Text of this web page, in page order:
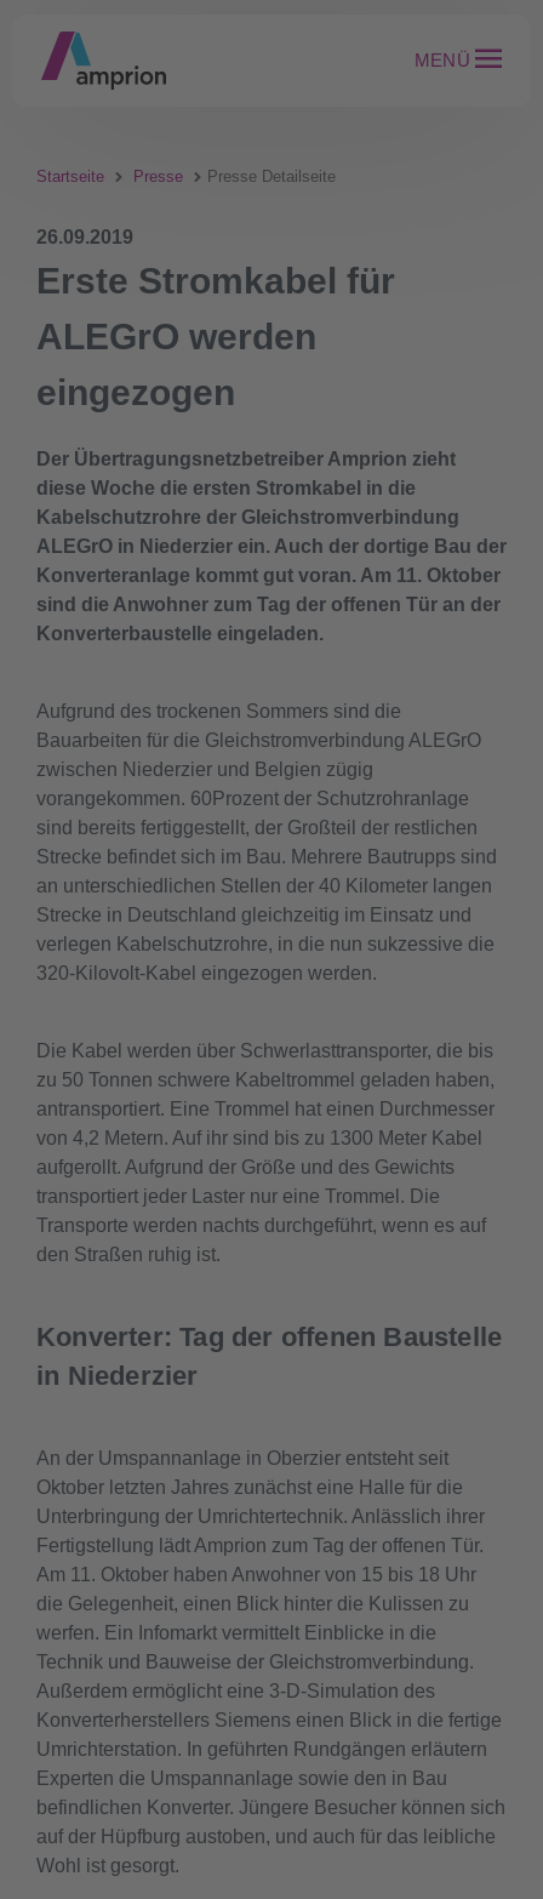
MENÜ
Startseite Presse Presse Detailseite
26.09.2019
Erste Stromkabel für
ALEGrO werden
eingezogen
Der Übertragungsnetzbetreiber Amprion zieht
diese Woche die ersten Stromkabel in die
Kabelschutzrohre der Gleichstromverbindung
ALEGrO in Niederzier ein. Auch der dortige Bau der
Konverteranlage kommt gut voran. Am 11. Oktober
sind die Anwohner zum Tag der offenen Tür an der
Konverterbaustelle eingeladen.
Aufgrund des trockenen Sommers sind die
Bauarbeiten für die Gleichstromverbindung ALEGrO
zwischen Niederzier und Belgien zügig
vorangekommen. 60Prozent der Schutzrohranlage
sind bereits fertiggestellt, der Großteil der restlichen
Strecke befindet sich im Bau. Mehrere Bautrupps sind
an unterschiedlichen Stellen der 40 Kilometer langen
Strecke in Deutschland gleichzeitig im Einsatz und
verlegen Kabelschutzrohre, in die nun sukzessive die
320-Kilovolt-Kabel eingezogen werden.
Die Kabel werden über Schwerlasttransporter, die bis
zu 50 Tonnen schwere Kabeltrommel geladen haben,
antransportiert. Eine Trommel hat einen Durchmesser
von 4,2 Metern. Auf ihr sind bis zu 1300 Meter Kabel
aufgerollt. Aufgrund der Größe und des Gewichts
transportiert jeder Laster nur eine Trommel. Die
Transporte werden nachts durchgeführt, wenn es auf
den Straßen ruhig ist.
Konverter: Tag der offenen Baustelle
in Niederzier
An der Umspannanlage in Oberzier entsteht seit
Oktober letzten Jahres zunächst eine Halle für die
Unterbringung der Umrichtertechnik. Anlässlich ihrer
Fertigstellung lädt Amprion zum Tag der offenen Tür.
Am 11. Oktober haben Anwohner von 15 bis 18 Uhr
die Gelegenheit, einen Blick hinter die Kulissen zu
werfen. Ein Infomarkt vermittelt Einblicke in die
Technik und Bauweise der Gleichstromverbindung.
Außerdem ermöglicht eine 3-D-Simulation des
Konverterherstellers Siemens einen Blick in die fertige
Umrichterstation. In geführten Rundgängen erläutern
Experten die Umspannanlage sowie den in Bau
befindlichen Konverter. Jüngere Besucher können sich
auf der Hüpfburg austoben, und auch für das leibliche
Wohl ist gesorgt.